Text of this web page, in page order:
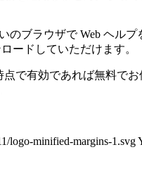
ブラウザで Web ヘル
ードしていただけます。
で有効であれば無料で
logo-minified-margins-1.svg